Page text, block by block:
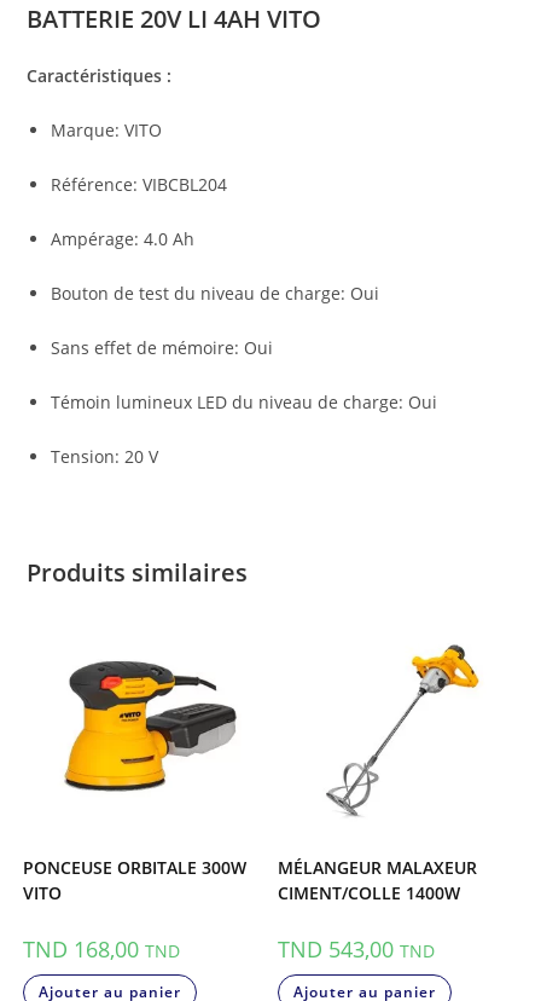
BATTERIE 20V LI 4AH VITO
Caractéristiques :
Marque: VITO
Référence: VIBCBL204
Ampérage: 4.0 Ah
Bouton de test du niveau de charge: Oui
Sans effet de mémoire: Oui
Témoin lumineux LED du niveau de charge: Oui
Tension: 20 V
Produits similaires
PONCEUSE ORBITALE 300W
VITO
TND 168,00 TND
Ajouter au panier
MÉLANGEUR MALAXEUR
CIMENT/COLLE 1400W
TND 543,00 TND
Ajouter au panier